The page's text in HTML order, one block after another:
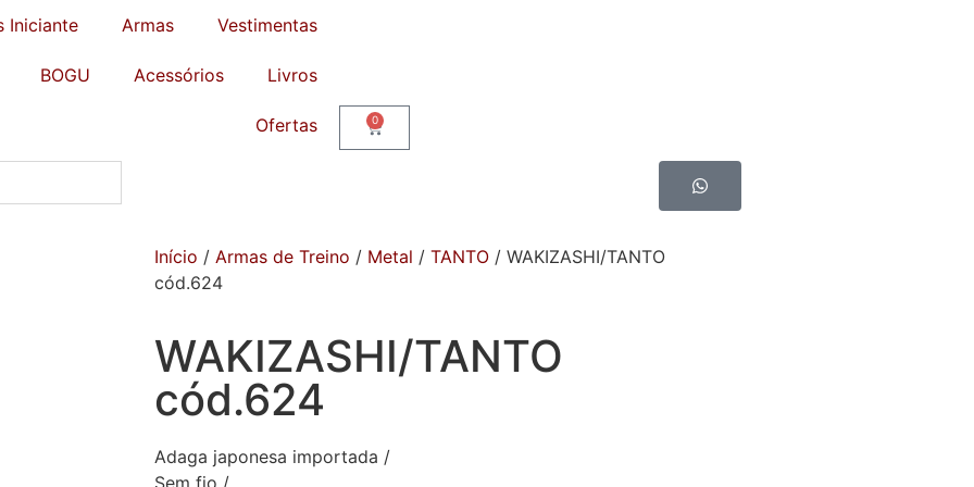
Iniciante Armas Vestimentas
BOGU Acessórios Livros
Ofertas 0
Início / Armas de Treino / Metal / TANTO / WAKIZASHI/TANTO
cód.624
WAKIZASHI/TANTO
cód.624
Adaga japonesa importada /
Sem fio /